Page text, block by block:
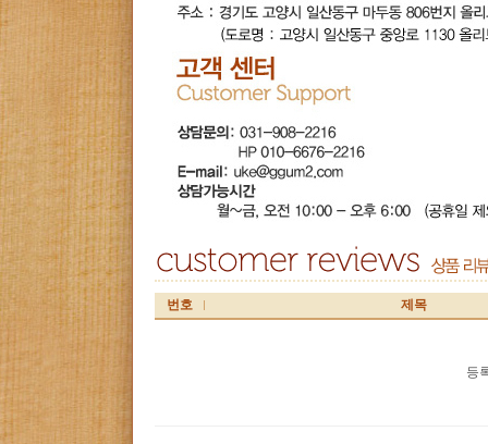
번호 제목
등